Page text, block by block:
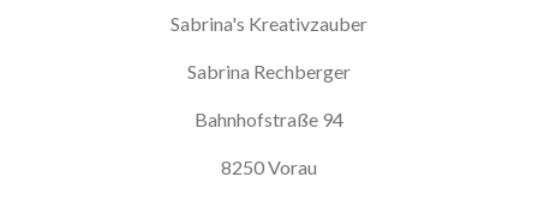
Sabrina's Kreativzauber
Sabrina Rechberger
Bahnhofstraße 94
8250 Vorau